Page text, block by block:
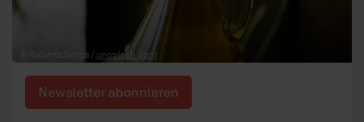
MENSCHEN
TEAM
© Roberta Sorge / unsplash.com
Newsletter abonnieren